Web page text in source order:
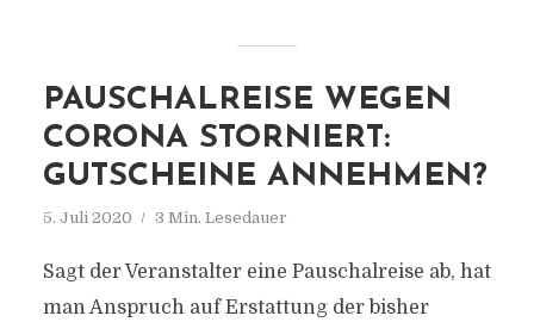
PAUSCHALREISE WEGEN
CORONA STORNIERT:
GUTSCHEINE ANNEHMEN?
5. Juli 2020 3 Min. Lesedauer
Sagt der Veranstalter eine Pauschalreise ab, hat
man Anspruch auf Erstattung der bisher